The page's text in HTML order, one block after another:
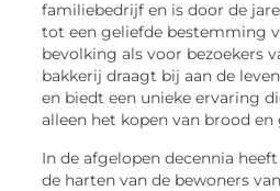
familiebedrijf en is door de
tot een geliefde bestemming
bevolking als voor bezoekers
bakkerij draagt bij aan de
en biedt een unieke ervaring
alleen het kopen van brood en
In de afgelopen decennia
de harten van de bewoners